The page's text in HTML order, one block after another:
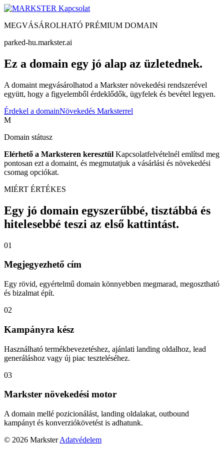
Kapcsolat
MEGVÁSÁROLHATÓ PRÉMIUM DOMAIN
parked-hu.markster.ai
Ez a domain egy jó alap az üzletednek.
A domaint megvásárolhatod a Markster növekedési rendszerével
együtt, hogy a figyelemből érdeklődők, ügyfelek és bevétel legyen.
Érdekel a domainNövekedés Marksterrel
M
Domain státusz
Elérhető a Marksteren keresztül Kapcsolatfelvételnél említsd meg
pontosan ezt a domaint, és megmutatjuk a vásárlási és növekedési
csomag opciókat.
MIÉRT ÉRTÉKES
Egy jó domain egyszerűbbé, tisztábbá és
hitelesebbé teszi az első kattintást.
01
Megjegyezhető cím
Egy rövid, egyértelmű domain könnyebben megmarad, megosztható
és bizalmat épít.
02
Kampányra kész
Használható termékbevezetéshez, ajánlati landing oldalhoz, lead
generáláshoz vagy új piac teszteléséhez.
03
Markster növekedési motor
A domain mellé pozicionálást, landing oldalakat, outbound
kampányt és konverziókövetést is adhatunk.
© 2026 Markster Adatvédelem